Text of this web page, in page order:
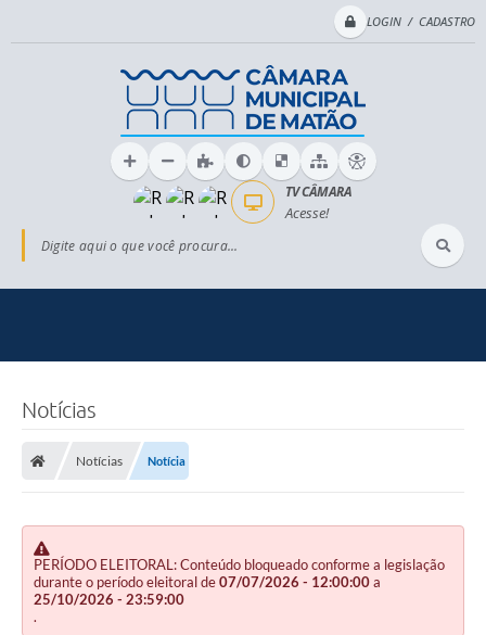
LOGIN / CADASTRO
Digite aqui o que você procura...
TV CÂMARA
Acesse!
Notícias
Notícias Notícia
PERÍODO ELEITORAL: Conteúdo bloqueado conforme a legislação
durante o período eleitoral de07/07/2026 - 12:00:00a
25/10/2026 - 23:59:00
.